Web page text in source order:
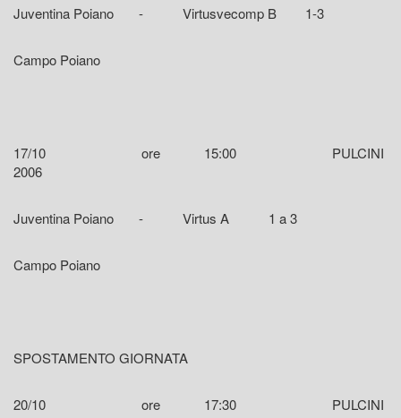
Juventina Poiano - Virtusvecomp B 1-3
Campo Poiano
17/10 ore 15:00 PULCINI
2006
Juventina Poiano - Virtus A 1 a 3
Campo Poiano
SPOSTAMENTO GIORNATA
20/10 ore 17:30 PULCINI